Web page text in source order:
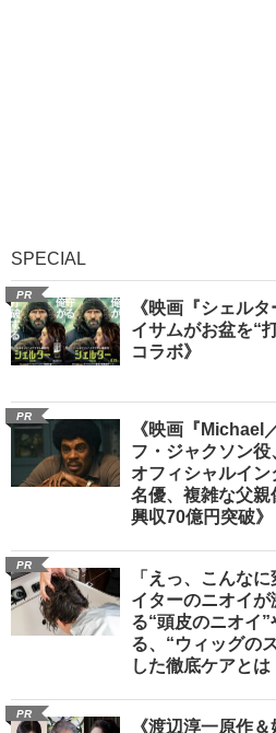
SPECIAL
PR
《映画『シェル
イサムがお盆を“
コラボ》
PR
《映画『Michael
フ・ジャクソン
オフィシャルイ
名優、複雑な父
興収70億円突破》
PR
「えっ、こんな
イターのニオイ
る“頭皮のニオイ
る、“ウィッグの
した徹底ケアとは
PR
《渡辺淳一原作